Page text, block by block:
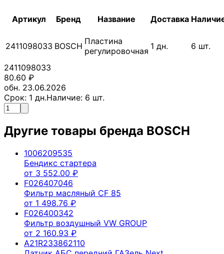
Артикул Бренд Название Доставка
2411098033 BOSCH Пластина
регулировочная 1 дн. 6 шт.
2411098033
80.60 ₽
обн. 23.06.2026
Срок: 1 дн.Наличие: 6 шт.
Другие товары бренда BOSCH
1006209535
Бендикс стартера
от 3 552.00 ₽
F026407046
Фильтр масляный CF 85
от 1 498.76 ₽
F026400342
Фильтр воздушный VW GROUP
от 2 160.93 ₽
A21R233862110